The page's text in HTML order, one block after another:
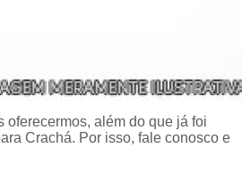
Ribbon para
Ribbon para
oferecermos, além do que já foi
Crachá. Por isso, fale conosco e